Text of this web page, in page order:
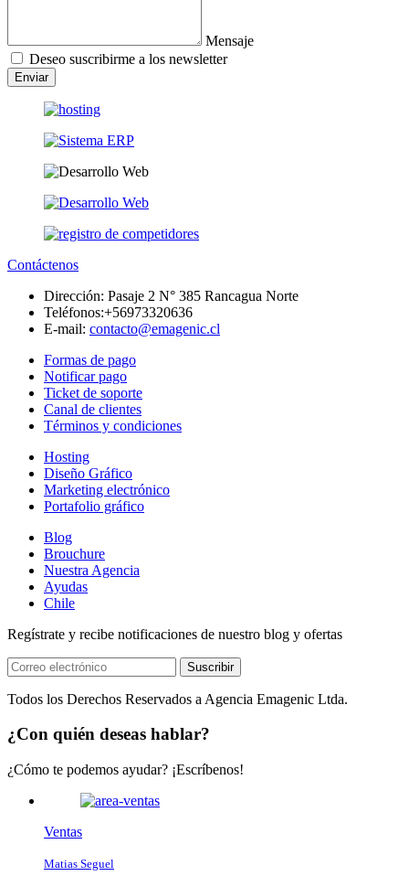
Mensaje
Deseo suscribirme a los newsletter
Enviar
Contáctenos
Dirección: Pasaje 2 N° 385 Rancagua Norte
Teléfonos:+56973320636
E-mail: contacto@emagenic.cl
Formas de pago
Notificar pago
Ticket de soporte
Canal de clientes
Términos y condiciones
Hosting
Diseño Gráfico
Marketing electrónico
Portafolio gráfico
Blog
Brouchure
Nuestra Agencia
Ayudas
Chile
Regístrate y recibe notificaciones de nuestro blog y ofertas
Suscribir
Todos los Derechos Reservados a Agencia Emagenic Ltda.
¿Con quién deseas hablar?
¿Cómo te podemos ayudar? ¡Escríbenos!
Ventas
Matias Seguel